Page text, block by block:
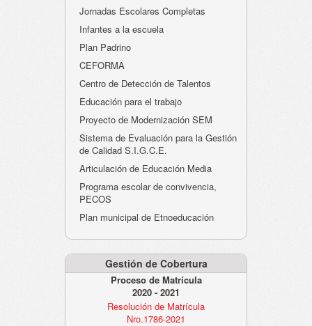
Jornadas Escolares Completas
Infantes a la escuela
Plan Padrino
CEFORMA
Centro de Detección de Talentos
Educación para el trabajo
Proyecto de Modernización SEM
Sistema de Evaluación para la Gestión
de Calidad S.I.G.C.E.
Articulación de Educación Media
Programa escolar de convivencia,
PECOS
Plan municipal de Etnoeducación
Gestión de Cobertura
Proceso de Matrícula
2020 - 2021
Resolución de Matrícula
Nro.1786-2021